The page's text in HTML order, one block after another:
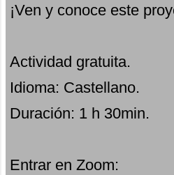
¡Ven y conoce este
Actividad gratuita.
Idioma: Castellano.
Duración: 1 h 30min.
Entrar en Zoom: